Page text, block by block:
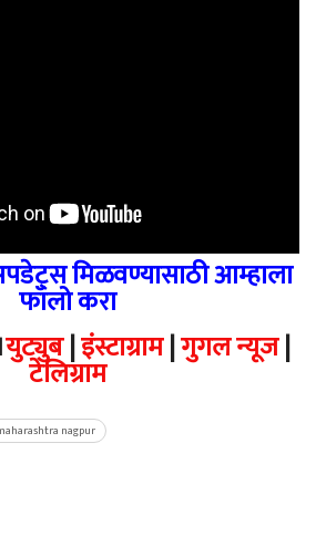
मिळवण्यासाठी आम्हाला
फॉलो करा
युट्युब|इंस्टाग्राम|गुगल न्यूज|
टेलिग्राम
nagpur